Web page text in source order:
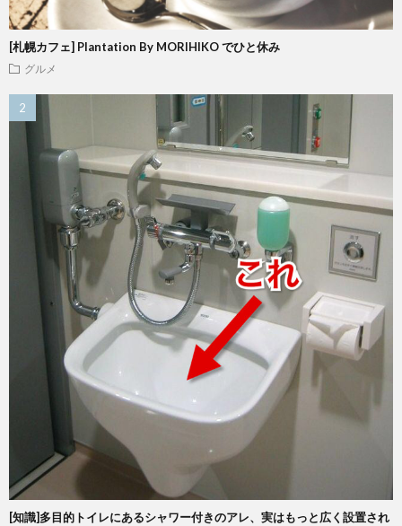
[札幌カフェ] Plantation By MORIHIKO でひと休み
グルメ
[知識]多目的トイレにあるシャワー付きのアレ、実はもっと広く設置され